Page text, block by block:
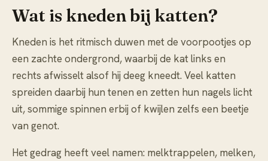
Wat is kneden bij katten?
Kneden is het ritmisch duwen met de voorpootjes op
een zachte ondergrond, waarbij de kat links en
rechts afwisselt alsof hij deeg kneedt. Veel katten
spreiden daarbij hun tenen en zetten hun nagels licht
uit, sommige spinnen erbij of kwijlen zelfs een beetje
van genot.
Het gedrag heeft veel namen: melktrappelen, melken,